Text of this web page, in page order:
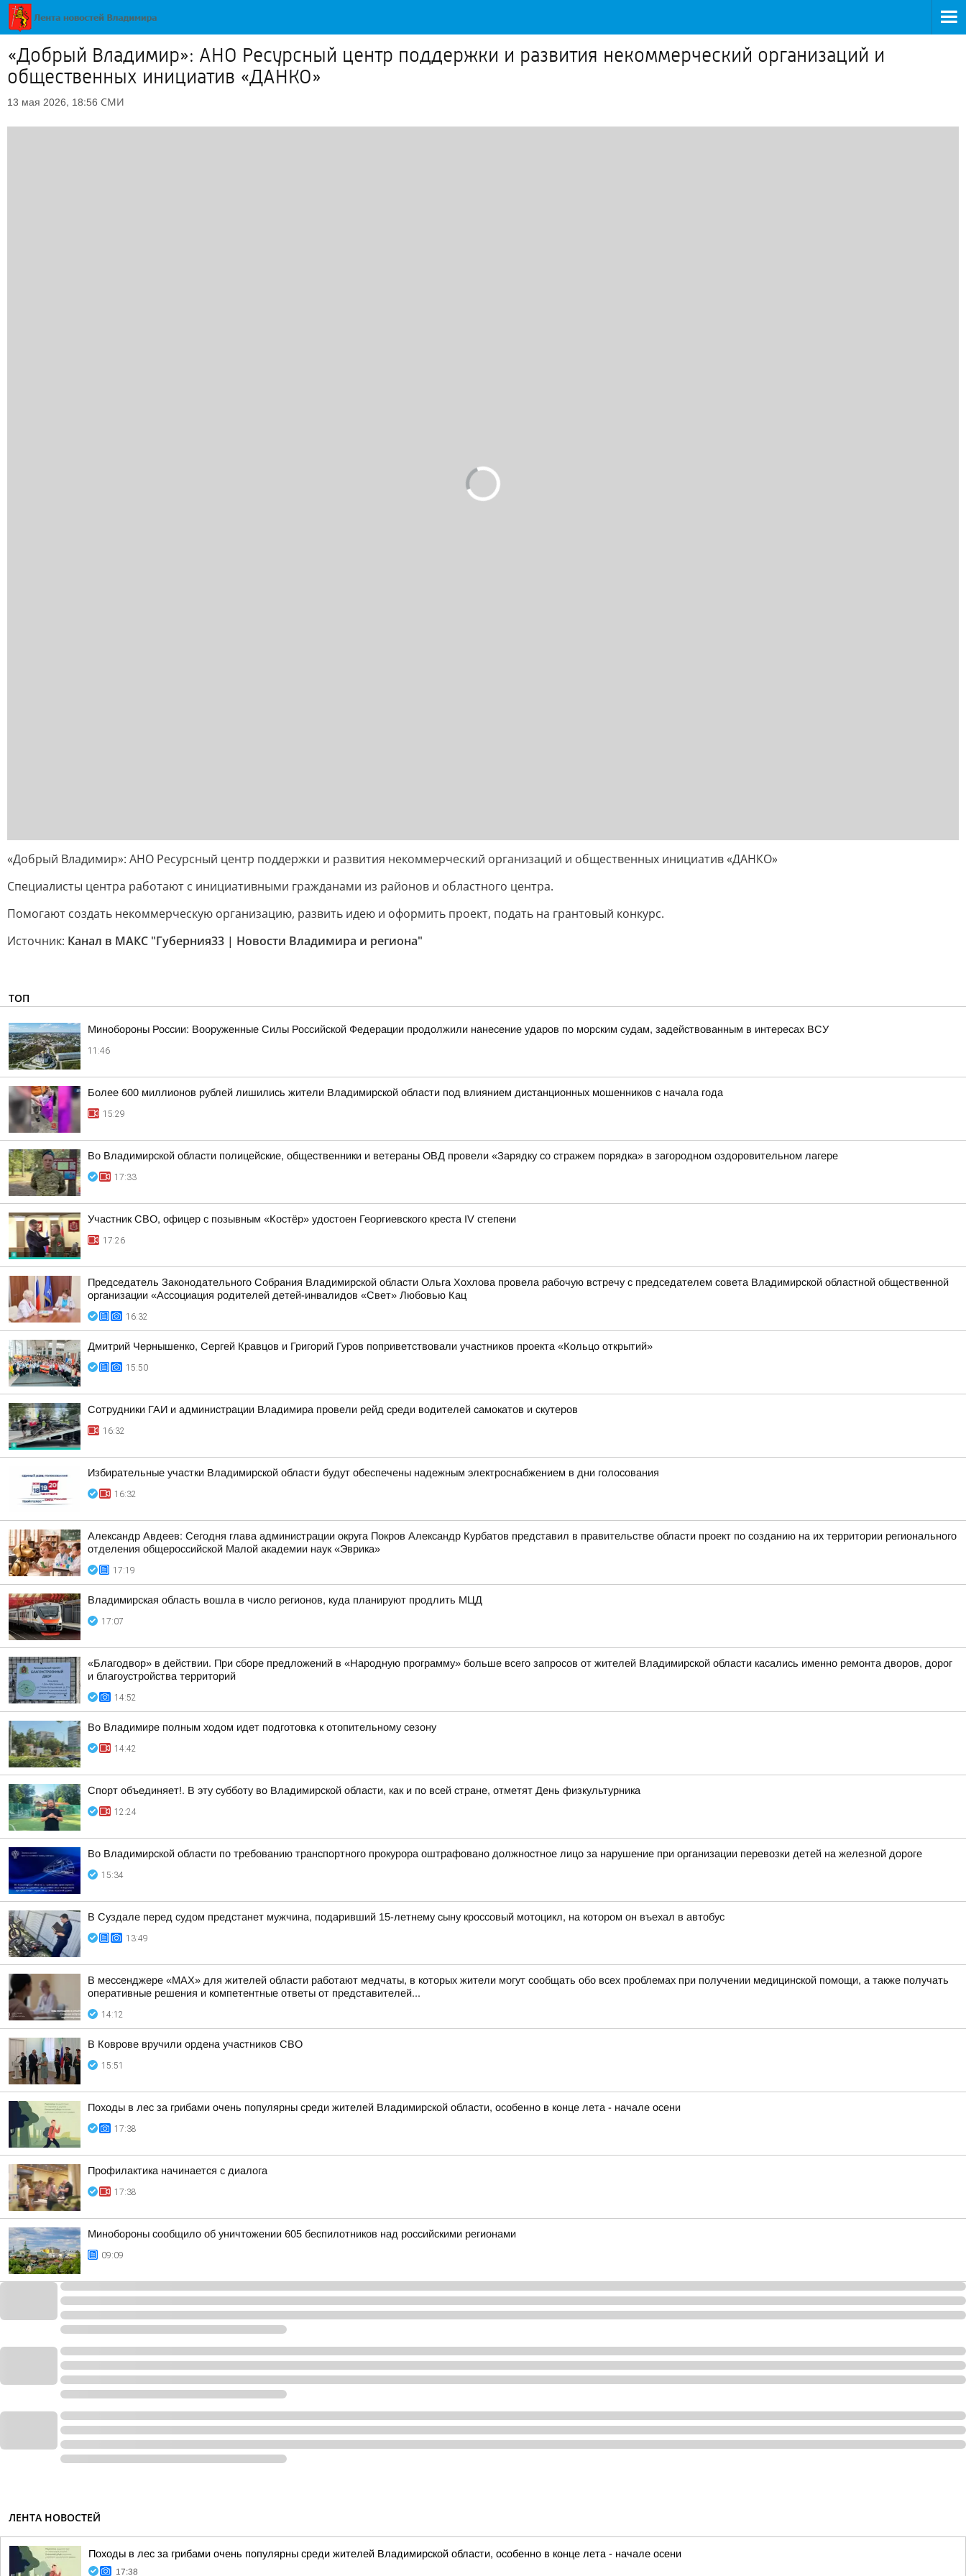
«Добрый Владимир»: АНО Ресурсный центр поддержки и развития некоммерческий организаций и
общественных инициатив «ДАНКО»
13 мая 2026, 18:56 СМИ
«Добрый Владимир»: АНО Ресурсный центр поддержки и развития некоммерческий организаций и общественных инициатив «ДАНКО»
Специалисты центра работают с инициативными гражданами из районов и областного центра.
Помогают создать некоммерческую организацию, развить идею и оформить проект, подать на грантовый конкурс.
Источник: Канал в МАКС "Губерния33 | Новости Владимира и региона"
ТОП
Минобороны России: Вооруженные Силы Российской Федерации продолжили нанесение ударов по морским судам, задействованным в интересах ВСУ
11:46
Более 600 миллионов рублей лишились жители Владимирской области под влиянием дистанционных мошенников с начала года
15:29
Во Владимирской области полицейские, общественники и ветераны ОВД провели «Зарядку со стражем порядка» в загородном оздоровительном лагере
17:33
Участник СВО, офицер с позывным «Костёр» удостоен Георгиевского креста IV степени
17:26
Председатель Законодательного Собрания Владимирской области Ольга Хохлова провела рабочую встречу с председателем совета Владимирской областной общественной
организации «Ассоциация родителей детей-инвалидов «Свет» Любовью Кац
16:32
Дмитрий Чернышенко, Сергей Кравцов и Григорий Гуров поприветствовали участников проекта «Кольцо открытий»
15:50
Сотрудники ГАИ и администрации Владимира провели рейд среди водителей самокатов и скутеров
16:32
Избирательные участки Владимирской области будут обеспечены надежным электроснабжением в дни голосования
16:32
Александр Авдеев: Сегодня глава администрации округа Покров Александр Курбатов представил в правительстве области проект по созданию на их территории регионального
отделения общероссийской Малой академии наук «Эврика»
17:19
Владимирская область вошла в число регионов, куда планируют продлить МЦД
17:07
«Благодвор» в действии. При сборе предложений в «Народную программу» больше всего запросов от жителей Владимирской области касались именно ремонта дворов, дорог
и благоустройства территорий
14:52
Во Владимире полным ходом идет подготовка к отопительному сезону
14:42
Спорт объединяет!. В эту субботу во Владимирской области, как и по всей стране, отметят День физкультурника
12:24
Во Владимирской области по требованию транспортного прокурора оштрафовано должностное лицо за нарушение при организации перевозки детей на железной дороге
15:34
В Суздале перед судом предстанет мужчина, подаривший 15-летнему сыну кроссовый мотоцикл, на котором он въехал в автобус
13:49
В мессенджере «MAX» для жителей области работают медчаты, в которых жители могут сообщать обо всех проблемах при получении медицинской помощи, а также получать
оперативные решения и компетентные ответы от представителей...
14:12
В Коврове вручили ордена участников СВО
15:51
Походы в лес за грибами очень популярны среди жителей Владимирской области, особенно в конце лета - начале осени
17:38
Профилактика начинается с диалога
17:38
Минобороны сообщило об уничтожении 605 беспилотников над российскими регионами
09:09
ЛЕНТА НОВОСТЕЙ
Походы в лес за грибами очень популярны среди жителей Владимирской области, особенно в конце лета - начале осени
17:38